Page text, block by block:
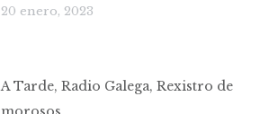
20 enero, 2023
A Tarde, Radio Galega, Rexistro de